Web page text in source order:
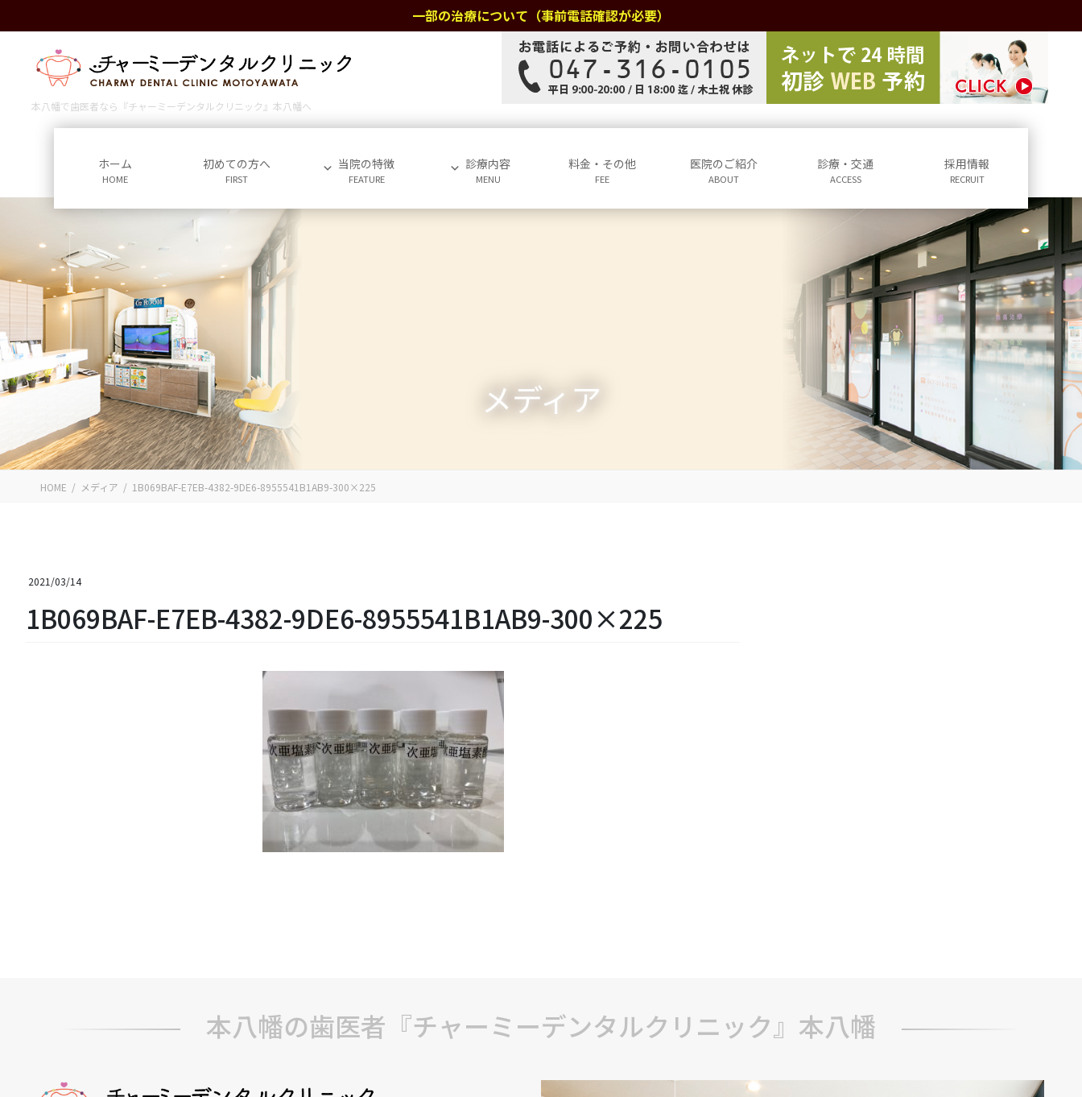
ン
ビ
一部の治療について（事前電話確認が必要）
本八幡で歯医者なら『チャーミーデンタルクリニック』本八幡へ
ホーム
HOME
初めての方へ
FIRST
当院の特徴
FEATURE
診療内容
MENU
料金・その他
FEE
医院のご紹介
ABOUT
診療・交通
ACCESS
採用情報
RECRUIT
メディア
HOME メディア 1B069BAF-E7EB-4382-9DE6-8955541B1AB9-300×225
2021/03/14
1B069BAF-E7EB-4382-9DE6-8955541B1AB9-300×225
本八幡の歯医者『チャーミーデンタルクリニック』本八幡